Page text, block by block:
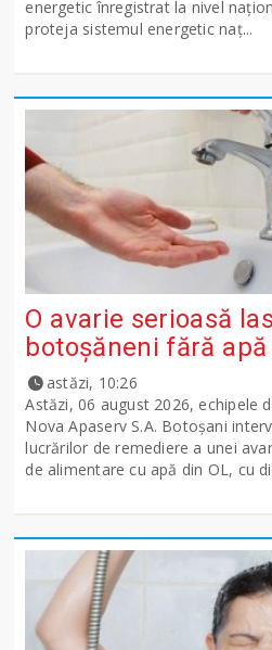
energetic înregistrat la nivel
proteja sistemul energetic naț...
O avarie serioasă
botoșăneni fără
astăzi, 10:26
Astăzi, 06 august 2026, echipele
Nova Apaserv S.A. Botoșani
lucrărilor de remediere a unei
de alimentare cu apă din OL, cu